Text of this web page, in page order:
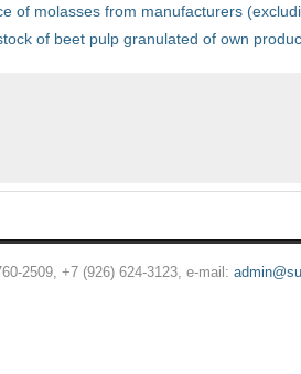
of molasses from manufacturers
of beet pulp granulated of own
2509, +7 (926) 624-3123, e-mail: